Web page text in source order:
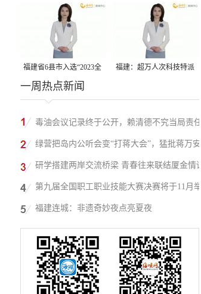
吨丙烷脱氢项目建成中交 节有福电影巡展31日启动
福建省6县市入选“2023全
国县域发展潜力百强县”
福建：超万人次科技特派
一周热点新闻
毒油会议记录终于公开，赖清德不究当局责任
反甩锅卢秀燕，蓝营点名责任官员要求撤职下
绿营把岛内公听会变“打蒋大会”，猛批蒋万安
废除监察机构主张，遭蓝营搬出蔡英文、赖清
研学搭建两岸交流桥梁 青春往来联结厦金情谊
第九届全国职工职业技能大赛决赛将于11月举
行
福建连城：非遗奇妙夜点亮夏夜